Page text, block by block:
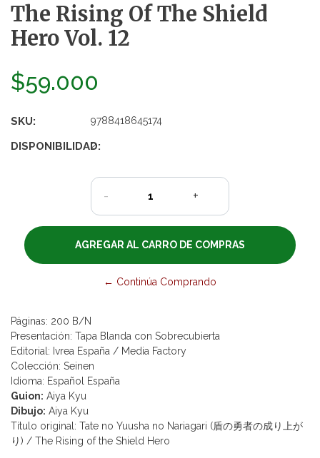
The Rising Of The Shield
Hero Vol. 12
$59.000
SKU: 9788418645174
DISPONIBILIDAD:
2
- +
← Continúa Comprando
Páginas: 200 B/N
Presentación: Tapa Blanda con Sobrecubierta
Editorial: Ivrea España / Media Factory
Colección: Seinen
Idioma: Español España
Guion: Aiya Kyu
Dibujo: Aiya Kyu
Título original: Tate no Yuusha no Nariagari (盾の勇者の成り上が
り) / The Rising of the Shield Hero